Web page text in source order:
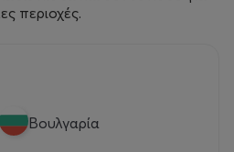
περιοχές.
Βουλγαρία